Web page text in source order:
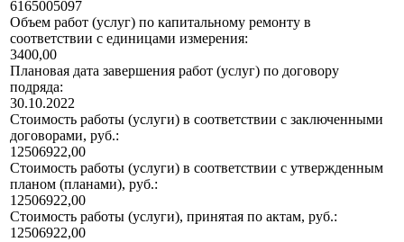
6165005097
Объем работ (услуг) по капитальному ремонту в
соответствии с единицами измерения:
3400,00
Плановая дата завершения работ (услуг) по договору
подряда:
30.10.2022
Стоимость работы (услуги) в соответствии с заключенными
договорами, руб.:
12506922,00
Стоимость работы (услуги) в соответствии с утвержденным
планом (планами), руб.:
12506922,00
Стоимость работы (услуги), принятая по актам, руб.:
12506922,00